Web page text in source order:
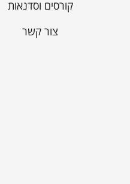
קורסים וסדנאות
צור קשר